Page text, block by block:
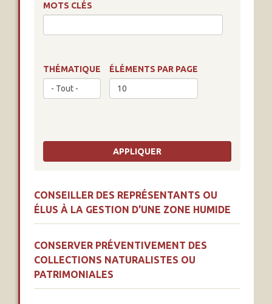
MOTS CLÉS
THÉMATIQUE ÉLÉMENTS PAR PAGE
CONSEILLER DES REPRÉSENTANTS OU
ÉLUS À LA GESTION D'UNE ZONE HUMIDE
CONSERVER PRÉVENTIVEMENT DES
COLLECTIONS NATURALISTES OU
PATRIMONIALES